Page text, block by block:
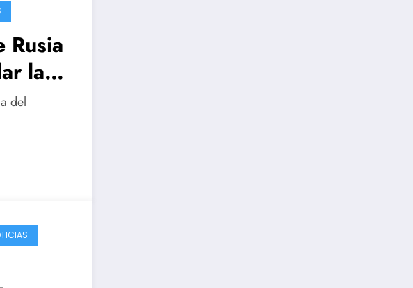
Rusia
la
del